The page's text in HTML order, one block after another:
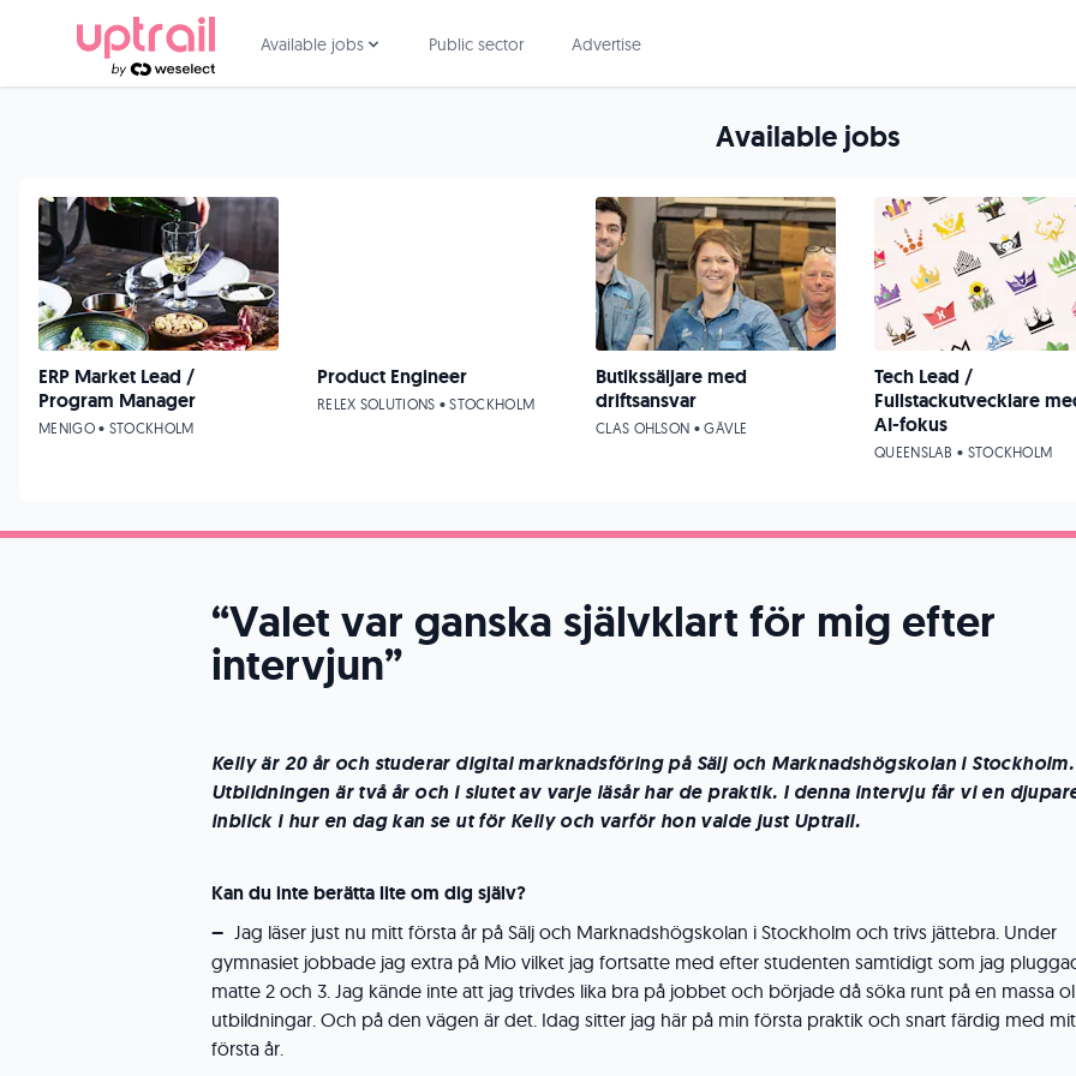
Available jobs Public sector Advertise
“Valet var ganska självklart för mig efter
intervjun”
Kelly är 20 år och studerar digital marknadsföring på Sälj och Marknadshögskolan i Stockholm.
Utbildningen är två år och i slutet av varje läsår har de praktik. I denna intervju får vi en
inblick i hur en dag kan se ut för Kelly och varför hon valde just Uptrail.
Kan du inte berätta lite om dig själv?
–Jag läser just nu mitt första år på Sälj och Marknadshögskolan i Stockholm och trivs jättebra. Under
gymnasiet jobbade jag extra på Mio vilket jag fortsatte med efter studenten samtidigt som jag
matte 2 och 3. Jag kände inte att jag trivdes lika bra på jobbet och började då söka runt på en massa
utbildningar. Och på den vägen är det. Idag sitter jag här på min första praktik och snart färdig med
första år.
Available jobs
ERP Market Lead /
Program Manager
MENIGO • STOCKHOLM
Product Engineer
RELEX SOLUTIONS • STOCKHOLM
Butikssäljare med
driftsansvar
CLAS OHLSON • GÄVLE
Tech Lead /
Fullstackutvecklare
AI-fokus
QUEENSLAB • STOCKHOLM